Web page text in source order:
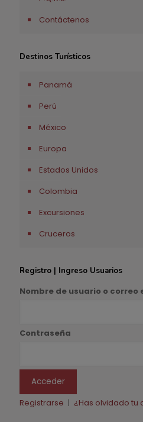
Contáctenos
Destinos Turísticos
Panamá
Perú
México
Europa
Estados Unidos
Colombia
Excursiones
Cruceros
Registro | Ingreso Usuarios
Nombre de usuario o correo
Contraseña
Registrarse | ¿Has olvidado tu